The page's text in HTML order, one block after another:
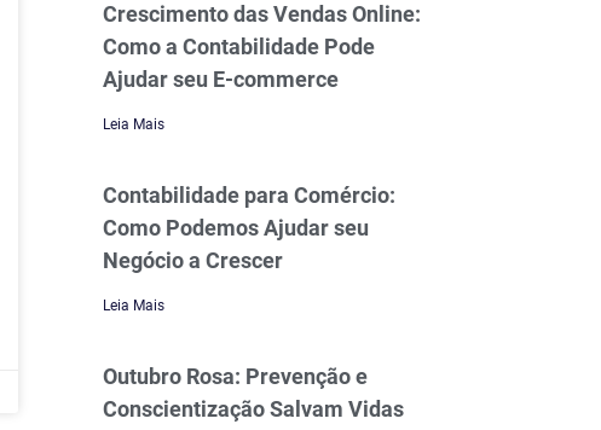
Crescimento das Vendas Online:
Como a Contabilidade Pode
Ajudar seu E-commerce
Leia Mais
Contabilidade para Comércio:
Como Podemos Ajudar seu
Negócio a Crescer
Leia Mais
Outubro Rosa: Prevenção e
Conscientização Salvam Vidas